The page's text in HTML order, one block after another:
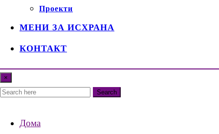
Проекти
МЕНИ ЗА ИСХРАНА
КОНТАКТ
×
Search
Дома